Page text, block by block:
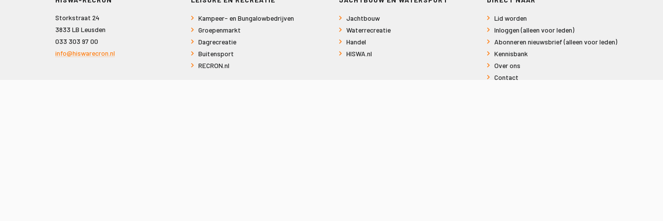
Storkstraat 24
3833 LB Leusden
033 303 97 00
info@hiswarecron.nl
Kampeer- en Bungalowbedrijven
Groepenmarkt
Dagrecreatie
Buitensport
RECRON.nl
Jachtbouw
Waterrecreatie
Handel
HISWA.nl
Lid worden
Inloggen (alleen voor leden)
Abonneren nieuwsbrief (alleen voor leden)
Kennisbank
Over ons
Contact